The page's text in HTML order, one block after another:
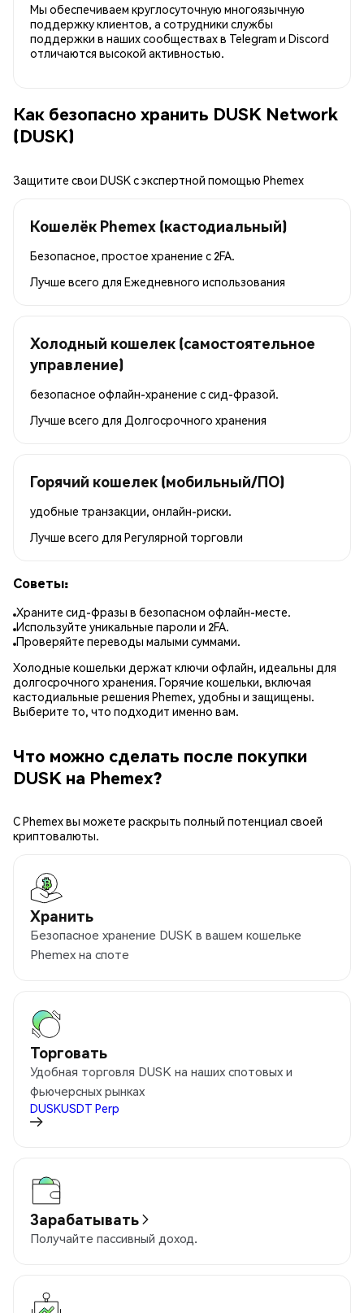
Мы обеспечиваем круглосуточную многоязычную
поддержку клиентов, а сотрудники службы
поддержки в наших сообществах в Telegram и Discord
отличаются высокой активностью.
Как безопасно хранить DUSK Network
(DUSK)
Защитите свои DUSK с экспертной помощью Phemex
Кошелёк Phemex (кастодиальный)
Безопасное, простое хранение с 2FA.
Лучше всего для Ежедневного использования
Холодный кошелек (самостоятельное
управление)
безопасное офлайн-хранение с сид-фразой.
Лучше всего для Долгосрочного хранения
Горячий кошелек (мобильный/ПО)
удобные транзакции, онлайн-риски.
Лучше всего для Регулярной торговли
Советы:
Храните сид-фразы в безопасном офлайн-месте.
Используйте уникальные пароли и 2FA.
Проверяйте переводы малыми суммами.
Холодные кошельки держат ключи офлайн, идеальны для
долгосрочного хранения. Горячие кошельки, включая
кастодиальные решения Phemex, удобны и защищены.
Выберите то, что подходит именно вам.
Что можно сделать после покупки
DUSK на Phemex?
С Phemex вы можете раскрыть полный потенциал своей
криптовалюты.
Хранить
Безопасное хранение DUSK в вашем кошельке
Phemex на споте
Торговать
Удобная торговля DUSK на наших спотовых и
фьючерсных рынках
DUSKUSDT Perp
Зарабатывать
Получайте пассивный доход.